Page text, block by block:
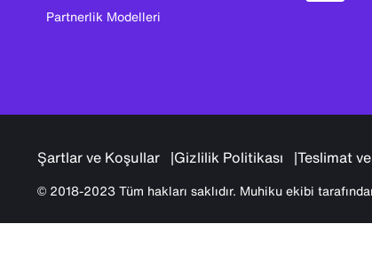
Partnerlik Modelleri
Şartlar ve Koşullar Gizlilik Politikası Teslimat
© 2018-2023 Tüm hakları saklıdır. Muhiku ekibi